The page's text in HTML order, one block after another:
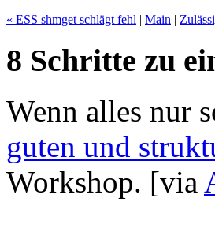
« ESS shmget schlägt fehl | Main |
8 Schritte zu
Wenn alles nur
guten und
Workshop. [via